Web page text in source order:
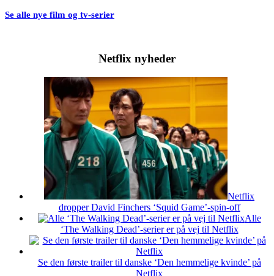
Se alle nye film og tv-serier
Netflix nyheder
Netflix
dropper David Finchers ‘Squid Game’-spin-off
Alle
‘The Walking Dead’-serier er på vej til Netflix
Se den første trailer til danske ‘Den hemmelige kvinde’ på
Netflix